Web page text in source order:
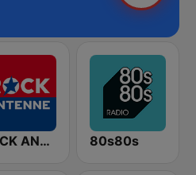
ROCK ANTENNE 80s80s